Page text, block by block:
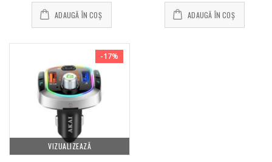
incarcare rapida diverse
device-uri, afisaj digital,
iluminare LED
ADAUGĂ ÎN COȘ ADAUGĂ ÎN COȘ
VIZUALIZEAZĂ
-17%